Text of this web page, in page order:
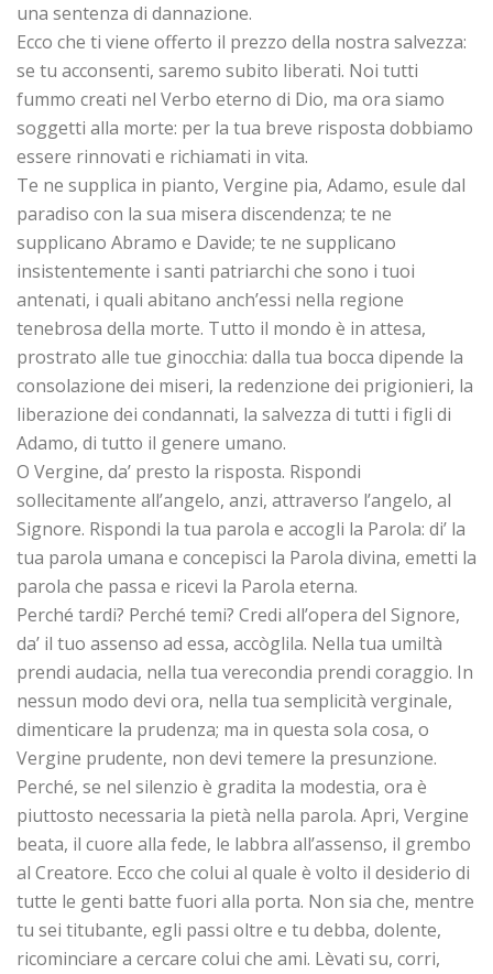
una sentenza di dannazione.
Ecco che ti viene offerto il prezzo della nostra salvezza:
se tu acconsenti, saremo subito liberati. Noi tutti
fummo creati nel Verbo eterno di Dio, ma ora siamo
soggetti alla morte: per la tua breve risposta dobbiamo
essere rinnovati e richiamati in vita.
Te ne supplica in pianto, Vergine pia, Adamo, esule dal
paradiso con la sua misera discendenza; te ne
supplicano Abramo e Davide; te ne supplicano
insistentemente i santi patriarchi che sono i tuoi
antenati, i quali abitano anch’essi nella regione
tenebrosa della morte. Tutto il mondo è in attesa,
prostrato alle tue ginocchia: dalla tua bocca dipende la
consolazione dei miseri, la redenzione dei prigionieri, la
liberazione dei condannati, la salvezza di tutti i figli di
Adamo, di tutto il genere umano.
O Vergine, da’ presto la risposta. Rispondi
sollecitamente all’angelo, anzi, attraverso l’angelo, al
Signore. Rispondi la tua parola e accogli la Parola: di’ la
tua parola umana e concepisci la Parola divina, emetti la
parola che passa e ricevi la Parola eterna.
Perché tardi? Perché temi? Credi all’opera del Signore,
da’ il tuo assenso ad essa, accòglila. Nella tua umiltà
prendi audacia, nella tua verecondia prendi coraggio. In
nessun modo devi ora, nella tua semplicità verginale,
dimenticare la prudenza; ma in questa sola cosa, o
Vergine prudente, non devi temere la presunzione.
Perché, se nel silenzio è gradita la modestia, ora è
piuttosto necessaria la pietà nella parola. Apri, Vergine
beata, il cuore alla fede, le labbra all’assenso, il grembo
al Creatore. Ecco che colui al quale è volto il desiderio di
tutte le genti batte fuori alla porta. Non sia che, mentre
tu sei titubante, egli passi oltre e tu debba, dolente,
ricominciare a cercare colui che ami. Lèvati su, corri,